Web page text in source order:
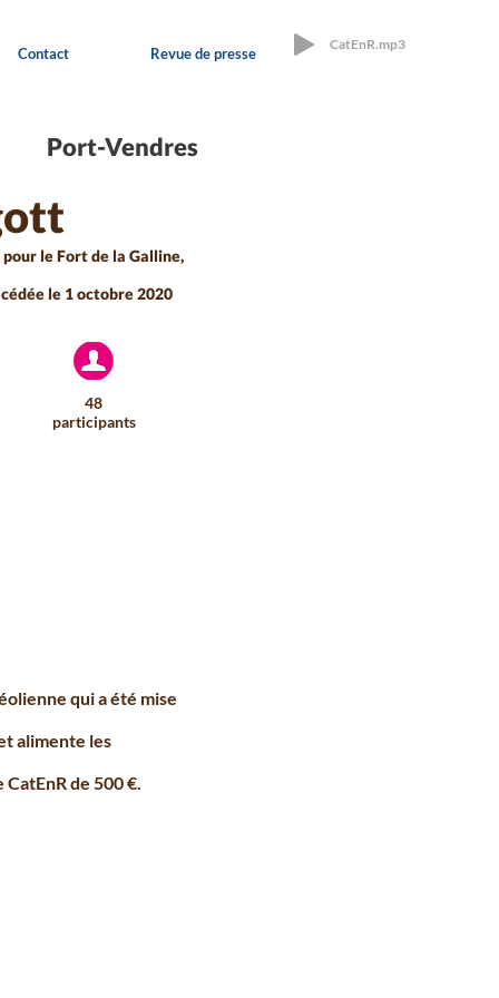
CatEnR.mp3
Contact Revue de presse
Port-Vendres
le Fort de la Galline,
le 1 octobre 2020
48
participants
qui a été mise
alimente les
de 500 €.